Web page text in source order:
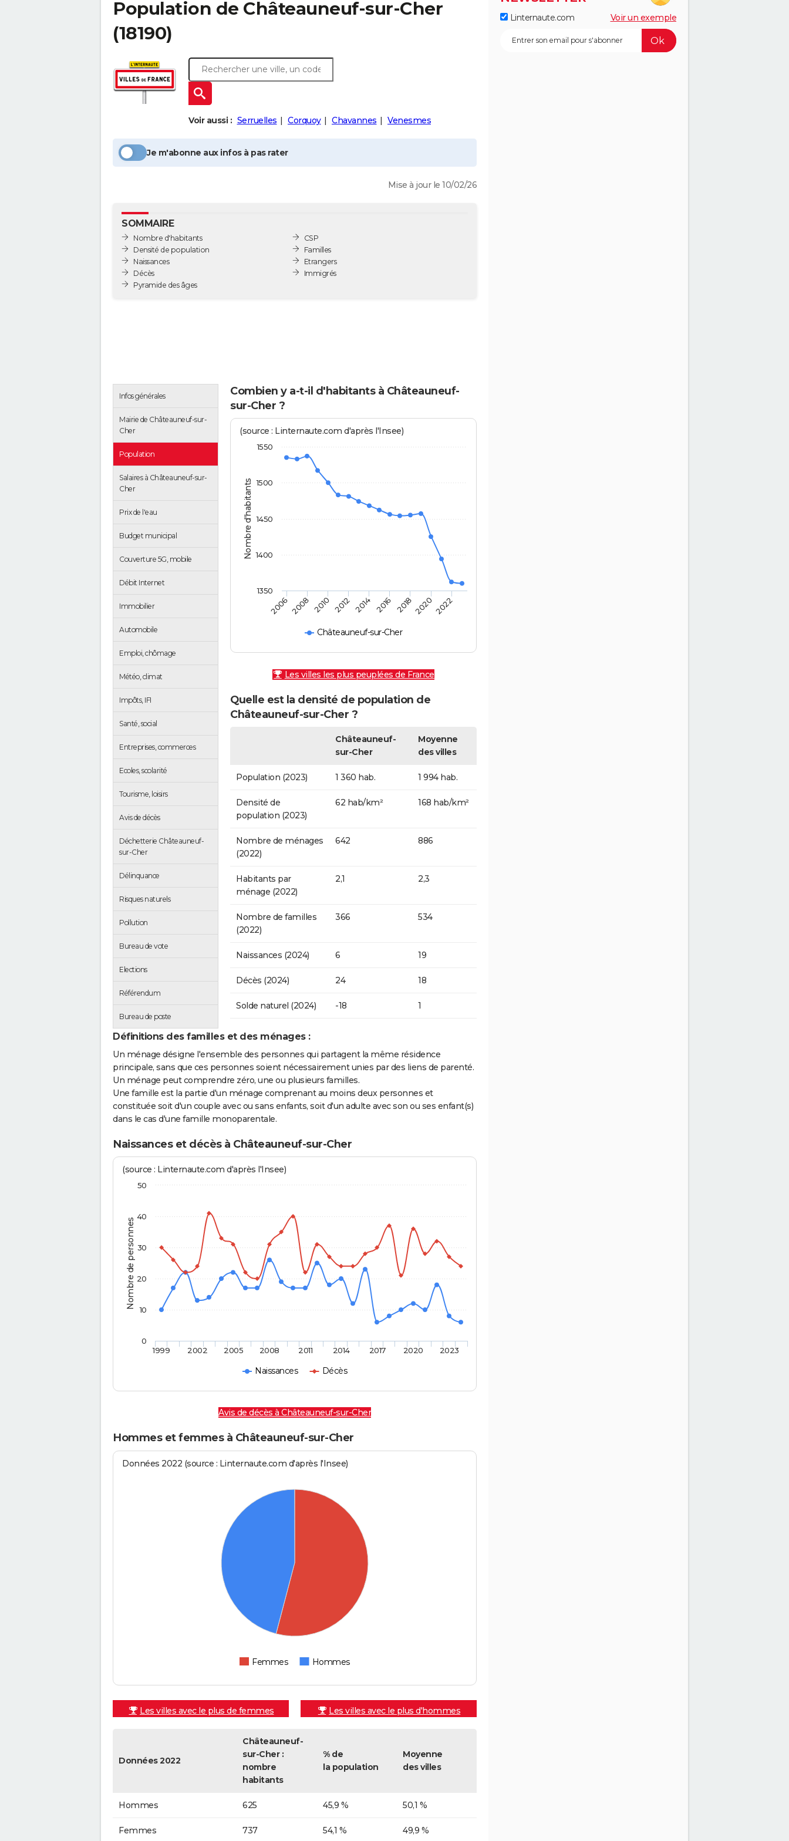
Population de Châteauneuf-sur-Cher
(18190)
Voir aussi : Serruelles Corquoy Chavannes Venesmes
Je m'abonne aux infos à pas rater
Mise à jour le 10/02/26
SOMMAIRE
Nombre d'habitants
Densité de population
Naissances
Décès
Pyramide des âges
CSP
Familles
Etrangers
Immigrés
Infos générales
Mairie de Châteauneuf-sur-
Cher
Population
Salaires à Châteauneuf-sur-
Cher
Prix de l'eau
Budget municipal
Couverture 5G, mobile
Débit Internet
Immobilier
Automobile
Emploi, chômage
Météo, climat
Impôts, IFI
Santé, social
Entreprises, commerces
Ecoles, scolarité
Tourisme, loisirs
Avis de décès
Déchetterie Châteauneuf-
sur-Cher
Délinquance
Risques naturels
Pollution
Bureau de vote
Elections
Référendum
Bureau de poste
Combien y a-t-il d'habitants à Châteauneuf-
sur-Cher ?
Nombre d'habitants
(source : Linternaute.com d'après l'Insee)
Châteauneuf-sur-Cher
20062008 2010 2012 2014 2016 201820202022
1350
1400
1450
1500
1550
Les villes les plus peuplées de France
Quelle est la densité de population de
Châteauneuf-sur-Cher ?
Châteauneuf-
sur-Cher
Moyenne
des villes
Population (2023) 1 360 hab. 1 994 hab.
Densité de
population (2023)
62 hab/km² 168 hab/km²
Nombre de ménages
(2022)
642 886
Habitants par
ménage (2022)
2,1 2,3
Nombre de familles
(2022)
366 534
Naissances (2024) 6 19
Décès (2024) 24 18
Solde naturel (2024) -18 1
Définitions des familles et des ménages :
Un ménage désigne l'ensemble des personnes qui partagent la même résidence
principale, sans que ces personnes soient nécessairement unies par des liens de parenté.
Un ménage peut comprendre zéro, une ou plusieurs familles.
Une famille est la partie d'un ménage comprenant au moins deux personnes et
constituée soit d'un couple avec ou sans enfants, soit d'un adulte avec son ou ses enfant(s)
dans le cas d'une famille monoparentale.
Naissances et décès à Châteauneuf-sur-Cher
Nombre de personnes
(source : Linternaute.com d'après l'Insee)
Naissances Décès
1999 2002 2005 2008 2011 2014 2017 2020 2023
0
10
20
30
40
50
Avis de décès à Châteauneuf-sur-Cher
Hommes et femmes à Châteauneuf-sur-Cher
Données 2022 (source : Linternaute.com d'après l'Insee)
Femmes Hommes
Les villes avec le plus de femmes Les villes avec le plus d'hommes
Données 2022
Châteauneuf-
sur-Cher :
nombre
habitants
% de
la population
Moyenne
des villes
Hommes 625 45,9 % 50,1 %
Femmes 737 54,1 % 49,9 %
Linternaute.com Voir un exemple